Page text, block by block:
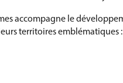
accompagne le
territoires emblématiques :